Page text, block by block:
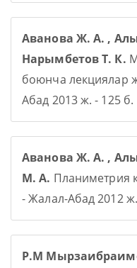
Аванова Ж. А. ,
Нарымбетов Т. К.
боюнча лекциялар
Абад 2013 ж. - 125 б.
Аванова Ж. А. ,
М. А. Планиметрия
- Жалал-Абад 2012
Р.М